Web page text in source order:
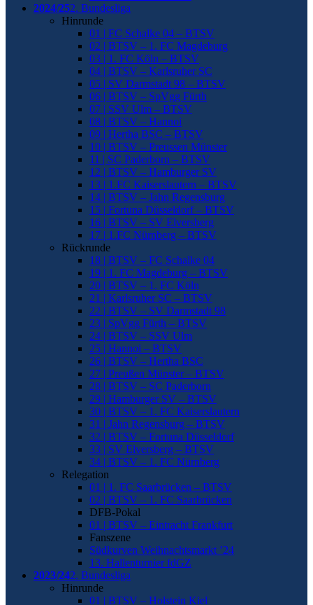
2024/252. Bundesliga
Hinrunde
01 | FC Schalke 04 – BTSV
02 | BTSV – 1. FC Magdeburg
03 | 1. FC Köln – BTSV
04 | BTSV – Karlsruher SC
05 | SV Darmstadt 98 – BTSV
06 | BTSV – SpVgg Fürth
07 | SSV Ulm – BTSV
08 | BTSV – Hannoi
09 | Hertha BSC – BTSV
10 | BTSV – Preussen Münster
11 | SC Paderborn – BTSV
12 | BTSV – Hamburger SV
13 | 1.FC Kaiserslautern – BTSV
14 | BTSV – Jahn Regensburg
15 | Fortuna Düsseldorf – BTSV
16 | BTSV – SV Elversberg
17 | 1.FC Nürnberg – BTSV
Rückrunde
18 | BTSV – FC Schalke 04
19 | 1. FC Magdeburg – BTSV
20 | BTSV – 1. FC Köln
21 | Karlsruher SC – BTSV
22 | BTSV – SV Darmstadt 98
23 | SpVgg Fürth – BTSV
24 | BTSV – SSV Ulm
25 | Hannoi – BTSV
26 | BTSV – Hertha BSC
27 | Preußen Münster – BTSV
28 | BTSV – SC Paderborn
29 | Hamburger SV – BTSV
30 | BTSV – 1. FC Kaiserslautern
31 | Jahn Regensburg – BTSV
32 | BTSV – Fortuna Düsseldorf
33 | SV Elversberg – BTSV
34 | BTSV – 1. FC Nürnberg
Relegation
01 | 1. FC Saarbrücken – BTSV
02 | BTSV – 1. FC Saarbrücken
DFB-Pokal
01 | BTSV – Eintracht Frankfurt
Fanszene
Südkurven Weihnachtsmarkt ’24
13. Hallenturnier fdGZ
2023/242. Bundesliga
Hinrunde
01 | BTSV – Holstein Kiel